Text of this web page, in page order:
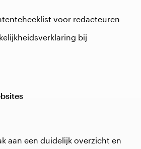
voor redacteuren
bij
aan een duidelijk overzicht en